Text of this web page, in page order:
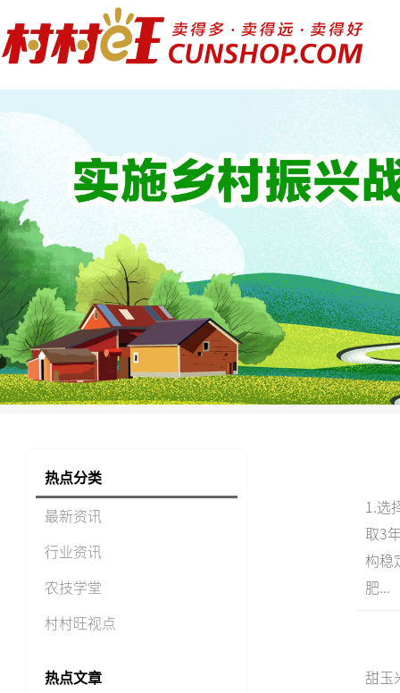
热点分类
最新资讯
行业资讯
农技学堂
村村旺视点
热点文章
1.
取3
构稳
肥...
甜玉